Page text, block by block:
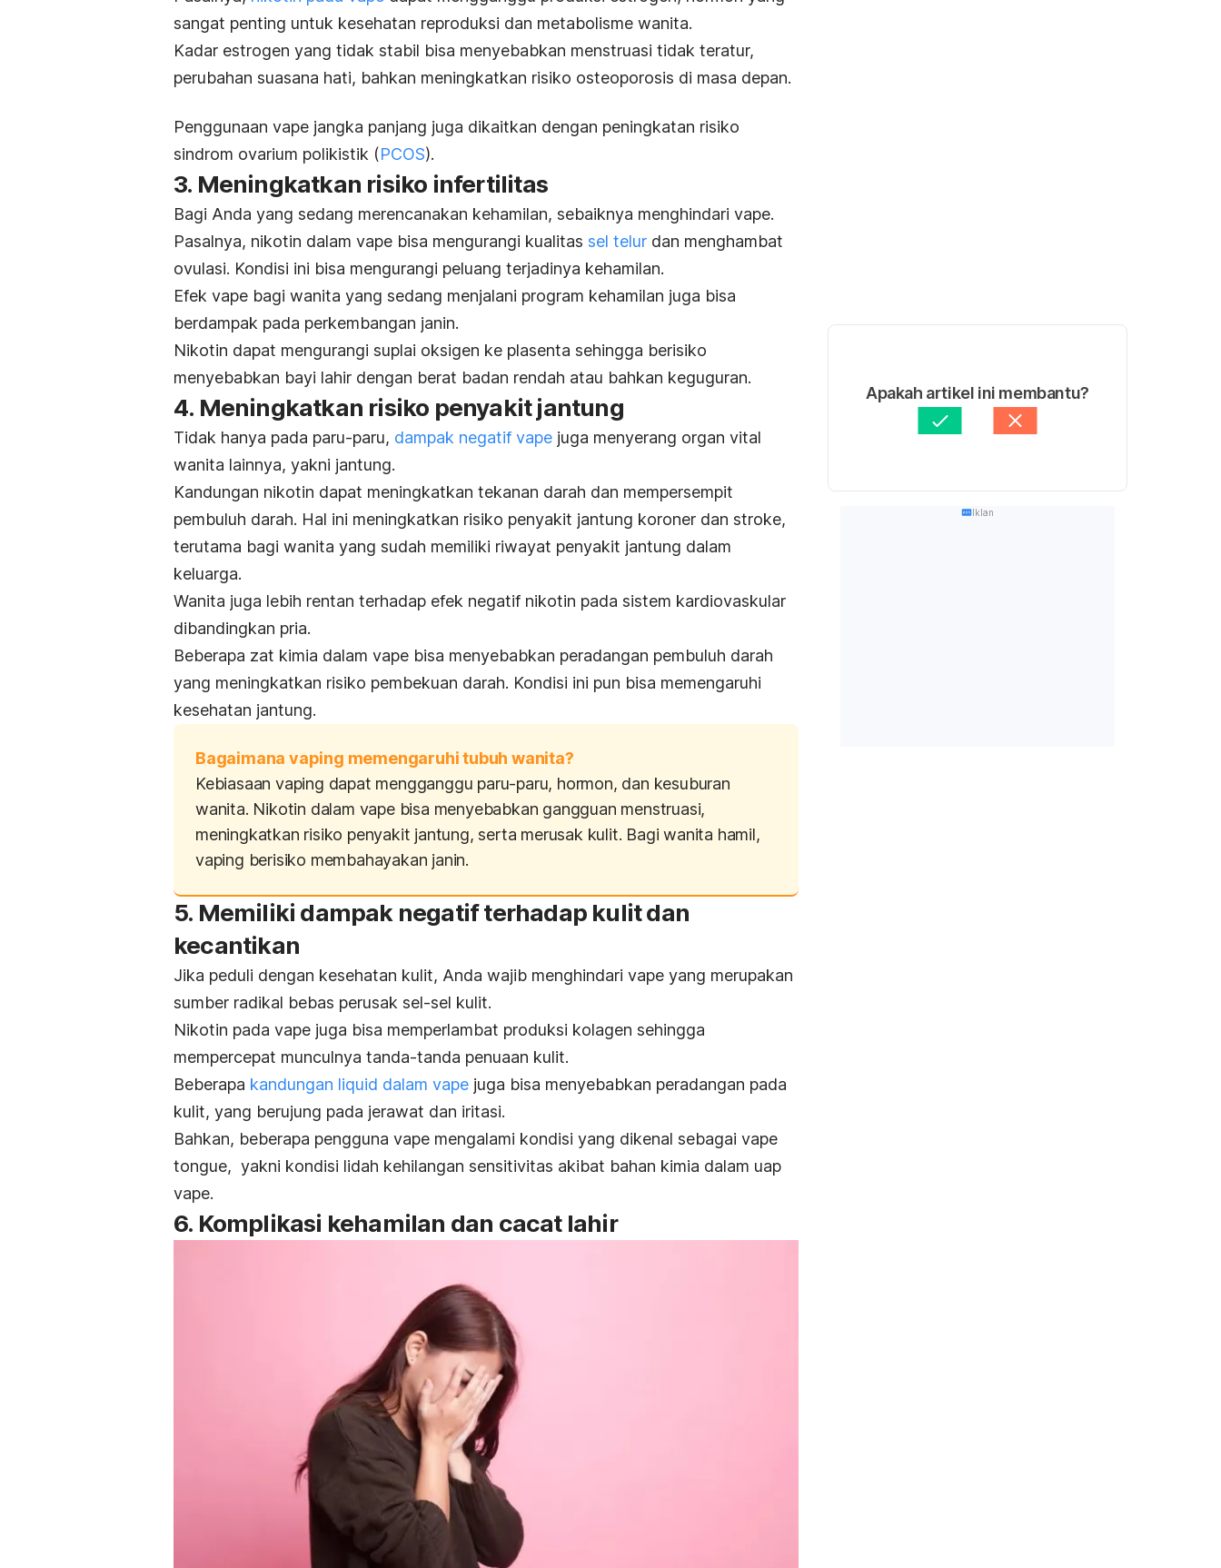
sangat penting untuk kesehatan reproduksi dan metabolisme wanita.
Kadar estrogen yang tidak stabil bisa menyebabkan menstruasi tidak teratur,
perubahan suasana hati, bahkan meningkatkan risiko osteoporosis di masa depan.
Penggunaan vape jangka panjang juga dikaitkan dengan peningkatan risiko
sindrom ovarium polikistik (PCOS).
3. Meningkatkan risiko infertilitas
Bagi Anda yang sedang merencanakan kehamilan, sebaiknya menghindari vape.
Pasalnya, nikotin dalam vape bisa mengurangi kualitas sel telur dan menghambat
ovulasi. Kondisi ini bisa mengurangi peluang terjadinya kehamilan.
Efek vape bagi wanita yang sedang menjalani program kehamilan juga bisa
berdampak pada perkembangan janin.
Nikotin dapat mengurangi suplai oksigen ke plasenta sehingga berisiko
menyebabkan bayi lahir dengan berat badan rendah atau bahkan keguguran.
4. Meningkatkan risiko penyakit jantung
Tidak hanya pada paru-paru, dampak negatif vape juga menyerang organ vital
wanita lainnya, yakni jantung.
Kandungan nikotin dapat meningkatkan tekanan darah dan mempersempit
pembuluh darah. Hal ini meningkatkan risiko penyakit jantung koroner dan stroke,
terutama bagi wanita yang sudah memiliki riwayat penyakit jantung dalam
keluarga.
Wanita juga lebih rentan terhadap efek negatif nikotin pada sistem kardiovaskular
dibandingkan pria.
Beberapa zat kimia dalam vape bisa menyebabkan peradangan pembuluh darah
yang meningkatkan risiko pembekuan darah. Kondisi ini pun bisa memengaruhi
kesehatan jantung.
Bagaimana vaping memengaruhi tubuh wanita?
Kebiasaan vaping dapat mengganggu paru-paru, hormon, dan kesuburan
wanita. Nikotin dalam vape bisa menyebabkan gangguan menstruasi,
meningkatkan risiko penyakit jantung, serta merusak kulit. Bagi wanita hamil,
vaping berisiko membahayakan janin.
5. Memiliki dampak negatif terhadap kulit dan
kecantikan
Jika peduli dengan kesehatan kulit, Anda wajib menghindari vape yang merupakan
sumber radikal bebas perusak sel-sel kulit.
Nikotin pada vape juga bisa memperlambat produksi kolagen sehingga
mempercepat munculnya tanda-tanda penuaan kulit.
Beberapa kandungan liquid dalam vape juga bisa menyebabkan peradangan pada
kulit, yang berujung pada jerawat dan iritasi.
Bahkan, beberapa pengguna vape mengalami kondisi yang dikenal sebagai vape
tongue, yakni kondisi lidah kehilangan sensitivitas akibat bahan kimia dalam uap
vape.
6. Komplikasi kehamilan dan cacat lahir
Apakah artikel ini membantu?
Iklan